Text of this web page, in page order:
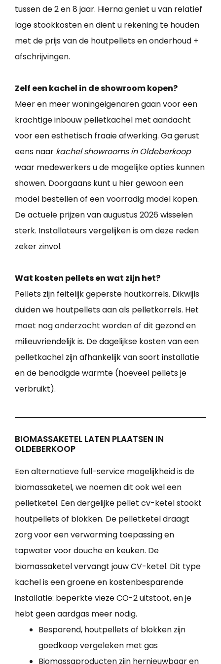
tussen de 2 en 8 jaar. Hierna geniet u van relatief
lage stookkosten en dient u rekening te houden
met de prijs van de houtpellets en onderhoud +
afschrijvingen.
Zelf een kachel in de showroom kopen?
Meer en meer woningeigenaren gaan voor een
krachtige inbouw pelletkachel met aandacht
voor een esthetisch fraaie afwerking. Ga gerust
eens naar kachel showrooms in Oldeberkoop
waar medewerkers u de mogelijke opties kunnen
showen. Doorgaans kunt u hier gewoon een
model bestellen of een voorradig model kopen.
De actuele prijzen van augustus 2026 wisselen
sterk. Installateurs vergelijken is om deze reden
zeker zinvol.
Wat kosten pellets en wat zijn het?
Pellets zijn feitelijk geperste houtkorrels. Dikwijls
duiden we houtpellets aan als pelletkorrels. Het
moet nog onderzocht worden of dit gezond en
milieuvriendelijk is. De dagelijkse kosten van een
pelletkachel zijn afhankelijk van soort installatie
en de benodigde warmte (hoeveel pellets je
verbruikt).
BIOMASSAKETEL LATEN PLAATSEN IN
OLDEBERKOOP
Een alternatieve full-service mogelijkheid is de
biomassaketel, we noemen dit ook wel een
pelletketel. Een dergelijke pellet cv-ketel stookt
houtpellets of blokken. De pelletketel draagt
zorg voor een verwarming toepassing en
tapwater voor douche en keuken. De
biomassaketel vervangt jouw CV-ketel. Dit type
kachel is een groene en kostenbesparende
installatie: beperkte vieze CO-2 uitstoot, en je
hebt geen aardgas meer nodig.
Besparend, houtpellets of blokken zijn
goedkoop vergeleken met gas
Biomassaproducten zijn hernieuwbaar en